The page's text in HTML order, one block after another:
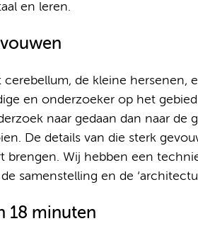
en leren.
cerebellum, de kleine hersenen,
en onderzoeker op het
naar gedaan dan naar de
De details van die sterk
brengen. Wij hebben een
samenstelling en de
18 minuten